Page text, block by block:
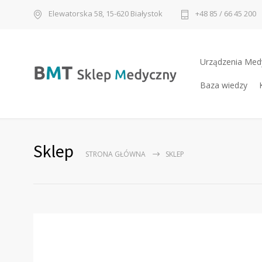
Elewatorska 58, 15-620 Białystok +48 85 / 66 45 200
Urządzenia
Baza wiedzy
Sklep STRONA GŁÓWNA SKLEP